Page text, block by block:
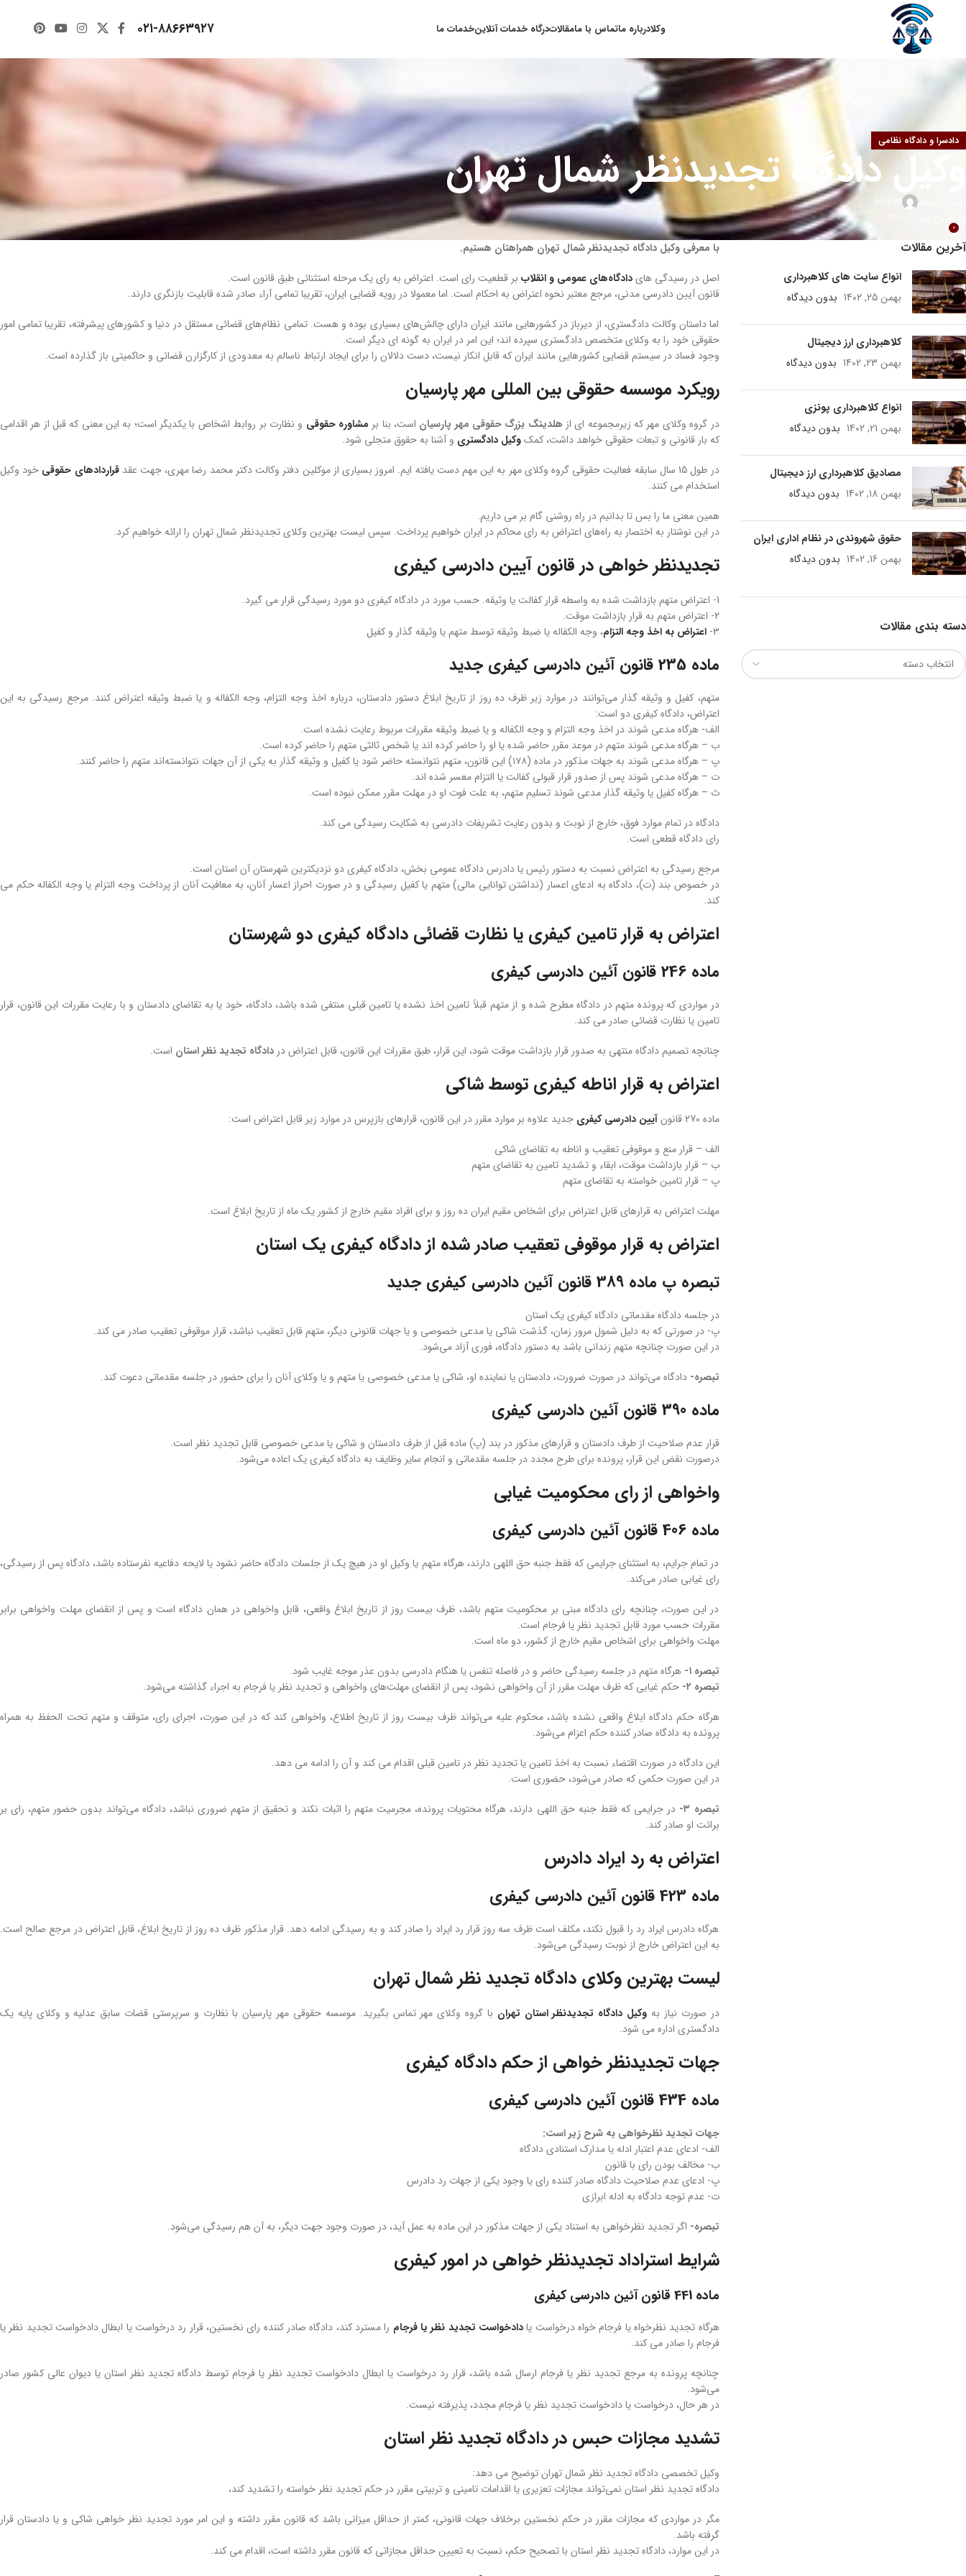
وکلادرباره ماتماس با مامقالاتدرگاه خدمات آنلاینخدمات ما ۰۲۱-۸۸۶۶۳۹۲۷
دادسرا و دادگاه نظامی
وکیل دادگاه تجدیدنظر شمال تهران
admin
0
آخرین مقالات
انواع سایت های کلاهبرداری
بهمن 25, 1402
بدون دیدگاه
کلاهبرداری ارز دیجیتال
بهمن 23, 1402
بدون دیدگاه
انواع کلاهبرداری پونزی
بهمن 21, 1402
بدون دیدگاه
مصادیق کلاهبرداری ارز دیجیتال
بهمن 18, 1402
بدون دیدگاه
حقوق شهروندی در نظام اداری ایران
بهمن 16, 1402
بدون دیدگاه
دسته بندی مقالات
با معرفی وکیل دادگاه تجدیدنظر شمال تهران همراهتان هستیم.
اصل در رسیدگی هایدادگاه‌های عمومی و انقلاب بر قطعیت رای است. اعتراض به رای یک مرحله استثنائی طبق قانون است.
قانون آیین دادرسی مدنی، مرجع معتبر نحوه اعتراض به احکام است. اما معمولا در رویه قضایی ایران، تقریبا تمامی آراء صادر شده قابلیت بازنگری دارند.
اما داستان وکالت دادگستری، از دیرباز در کشورهایی مانند ایران دارای چالش‌های بسیاری بوده و هست. تمامی نظام‌های قضائی مستقل در دنیا و کشورهای پیشرفته، تقریبا تمامی امور
حقوقی خود را به وکلای متخصص دادگستری سپرده اند؛ این امر در ایران به گونه ای دیگر است.
وجود فساد در سیستم قضایی کشورهایی مانند ایران که قابل انکار نیست، دست دلالان را برای ایجاد ارتباط ناسالم به معدودی از کارگزارن قضائی و حاکمیتی باز گذارده است.
رویکرد موسسه حقوقی بین المللی مهر پارسیان
در گروه وکلای مهر که زیرمجموعه ای از هلدینگ بزرگ حقوقی مهر پارسیان است، بنا بر مشاوره حقوقی و نظارت بر روابط اشخاص با یکدیگر است؛ به این معنی که قبل از هر اقدامی
که بار قانونی و تبعات حقوقی خواهد داشت، کمکوکیل دادگستری و آشنا به حقوق متجلی شود.
در طول 15 سال سابقه فعالیت حقوقی گروه وکلای مهر به این مهم دست یافته ایم. امروز بسیاری از موکلین دفتر وکالت دکتر محمد رضا مهری، جهت عقد
قراردادهای حقوقی خود وکیل
استخدام می کنند.
همین معنی ما را بس تا بدانیم در راه روشنی گام بر می داریم.
در این نوشتار به اختصار به راه‌های اعتراض به رای محاکم در ایران خواهیم پرداخت. سپس لیست بهترین وکلای تجدیدنظر شمال تهران را ارائه خواهیم کرد.
تجدیدنظر خواهی در قانون آیین دادرسی کیفری
1- اعتراض متهم بازداشت شده به واسطه قرار کفالت یا وثیقه. حسب مورد در دادگاه کیفری دو مورد رسیدگی قرار می گیرد.
2- اعتراض متهم به قرار بازداشت موقت.
3- اعتراض به اخذ وجه التزام، وجه الکفاله یا ضبط وثیقه توسط متهم یا وثیقه گذار و کفیل
ماده 235 قانون آئین دادرسی کیفری جدید
متهم، کفیل و وثیقه‏ گذار می‌توانند در موارد زیر ظرف ده روز از تاریخ ابلاغ دستور دادستان، درباره اخذ وجه التزام، وجه‏ الکفاله و یا ضبط وثیقه اعتراض کنند. مرجع رسیدگی به این
اعتراض، دادگاه کیفری دو است:
الف- هرگاه مدعی شوند در اخذ وجه التزام و وجه‏ الکفاله و یا ضبط وثیقه مقررات مربوط رعایت نشده است.
ب – هرگاه مدعی شوند متهم در موعد مقرر حاضر شده یا او را حاضر کرده‏ اند یا شخص ثالثی متهم را حاضر کرده است.
پ – هرگاه مدعی شوند به جهات مذکور در ماده (۱۷۸) این قانون، متهم نتوانسته حاضر شود یا کفیل و وثیقه‏ گذار به یکی از آن جهات نتوانسته‌اند متهم را حاضر کنند.
ت – هرگاه مدعی شوند پس از صدور قرار قبولی کفالت یا التزام معسر شده‏ اند.
ث – هرگاه کفیل یا وثیقه گذار مدعی شوند تسلیم متهم، به علت فوت او در مهلت مقرر ممکن نبوده است.
دادگاه در تمام موارد فوق، خارج از نوبت و بدون رعایت تشریفات دادرسی به شکایت رسیدگی می کند.
رای دادگاه قطعی است.
مرجع رسیدگی به اعتراض نسبت به دستور رئیس یا دادرس دادگاه عمومی بخش، دادگاه کیفری دو نزدیکترین شهرستان آن استان است.
در خصوص بند (ت)، دادگاه به ادعای اعسار (نداشتن توانایی مالی) متهم یا کفیل رسیدگی و در صورت احراز اعسار آنان، به معافیت آنان از پرداخت وجه التزام یا وجه الکفاله حکم می
کند.
اعتراض به قرار تامین کیفری یا نظارت قضائی دادگاه کیفری دو شهرستان
ماده 246 قانون آئین دادرسی کیفری
در مواردی که پرونده متهم در دادگاه مطرح شده و از متهم قبلاً تامین اخذ نشده یا تامین قبلی منتفی شده باشد، دادگاه، خود یا به تقاضای دادستان و با رعایت مقررات این قانون، قرار
تامین یا نظارت قضائی صادر می کند.
چنانچه تصمیم دادگاه منتهی به صدور قرار بازداشت موقت شود، این قرار، طبق مقررات این قانون، قابل اعتراض دردادگاه تجدید نظر استان است.
اعتراض به قرار اناطه کیفری توسط شاکی
ماده 270 قانون آیین دادرسی کیفری جدید علاوه بر موارد مقرر در این قانون، قرارهای بازپرس در موارد زیر قابل اعتراض است:
الف – قرار منع و موقوفی تعقیب و اناطه به تقاضای شاکی
ب – قرار بازداشت موقت، ابقاء و تشدید تامین به تقاضای متهم
پ – قرار تامین خواسته به تقاضای متهم
مهلت اعتراض به قرارهای قابل اعتراض برای اشخاص مقیم ایران ده روز و برای افراد مقیم خارج از کشور یک ماه از تاریخ ابلاغ است.
اعتراض به قرار موقوفی تعقیب صادر شده از دادگاه کیفری یک استان
تبصره پ ماده 389 قانون آئین دادرسی کیفری جدید
در جلسه دادگاه مقدماتی دادگاه کیفری یک استان
پ- در صورتی که به دلیل شمول مرور زمان، گذشت شاکی یا مدعی خصوصی و یا جهات قانونی دیگر، متهم قابل تعقیب نباشد، قرار موقوفی تعقیب صادر می کند.
در این صورت چنانچه متهم زندانی باشد به دستور دادگاه، فوری آزاد می‌شود.
تبصره- دادگاه می‌تواند در صورت ضرورت، دادستان یا نماینده او، شاکی یا مدعی خصوصی یا متهم و یا وکلای آنان را برای حضور در جلسه مقدماتی دعوت کند.
ماده 390 قانون آئین دادرسی کیفری
قرار عدم صلاحیت از طرف دادستان و قرارهای مذکور در بند (پ) ماده قبل از طرف دادستان و شاکی یا مدعی خصوصی قابل تجدید نظر است.
درصورت نقض این قرار، پرونده برای طرح مجدد در جلسه مقدماتی و انجام سایر وظایف به دادگاه کیفری یک اعاده می‌شود.
واخواهی از رای محکومیت غیابی
ماده 406 قانون آئین دادرسی کیفری
در تمام جرایم، به استثنای جرایمی که فقط جنبه حق اللهی دارند، هرگاه متهم یا وکیل او در هیچ یک از جلسات دادگاه حاضر نشود یا لایحه دفاعیه نفرستاده باشد، دادگاه پس از رسیدگی،
رای غیابی صادر می‌کند.
در این صورت، چنانچه رای دادگاه مبنی بر محکومیت متهم باشد، ظرف بیست روز از تاریخ ابلاغ واقعی، قابل واخواهی در همان دادگاه است و پس از انقضای مهلت واخواهی برابر
مقررات حسب مورد قابل تجدید نظر یا فرجام است.
مهلت واخواهی برای اشخاص مقیم خارج از کشور، دو ماه است.
تبصره ۱-
هرگاه متهم در جلسه رسیدگی حاضر و در فاصله تنفس یا هنگام دادرسی بدون عذر موجه غایب شود.
تبصره ۲-
حکم غیابی که ظرف مهلت مقرر از آن واخواهی نشود، پس از انقضای مهلت‌های واخواهی و تجدید نظر یا فرجام به اجراء گذاشته می‌شود.
هرگاه حکم دادگاه ابلاغ واقعی نشده باشد، محکوم علیه می‌تواند ظرف بیست روز از تاریخ اطلاع، واخواهی کند که در این صورت، اجرای رای، متوقف و متهم تحت الحفظ به همراه
پرونده به دادگاه صادر کننده حکم اعزام می‌شود.
این دادگاه در صورت اقتضاء نسبت به اخذ تامین یا تجدید نظر در تامین قبلی اقدام می کند و آن را ادامه می دهد.
در این صورت حکمی که صادر می‌شود، حضوری است.
تبصره ۳-
در جرایمی که فقط جنبه حق اللهی دارند، هرگاه محتویات پرونده، مجرمیت متهم را اثبات نکند و تحقیق از متهم ضروری نباشد، دادگاه می‌تواند بدون حضور متهم، رای بر
برائت او صادر کند.
اعتراض به رد ایراد دادرس
ماده 423 قانون آئین دادرسی کیفری
هرگاه دادرس ایراد رد را قبول نکند، مکلف است ظرف سه روز قرار رد ایراد را صادر کند و به رسیدگی ادامه دهد. قرار مذکور ظرف ده روز از تاریخ ابلاغ، قابل اعتراض در مرجع صالح است.
به این اعتراض خارج از نوبت رسیدگی می‌شود.
لیست بهترین وکلای دادگاه تجدید نظر شمال تهران
در صورت نیاز به وکیل دادگاه تجدیدنظر استان تهران با گروه وکلای مهر تماس بگیرید. موسسه حقوقی مهر پارسیان با نظارت و سرپرستی قضات سابق عدلیه و وکلای پایه یک
دادگستری اداره می شود.
جهات تجدیدنظر خواهی از حکم دادگاه کیفری
ماده 434 قانون آئین دادرسی کیفری
جهات تجدید نظرخواهی به شرح زیر است:
الف- ادعای عدم اعتبار ادله یا مدارک استنادی دادگاه
ب- مخالف بودن رای با قانون
پ- ادعای عدم صلاحیت دادگاه صادر کننده رای یا وجود یکی از جهات رد دادرس
ت- عدم توجه دادگاه به ادله ابرازی
تبصره- اگر تجدید نظرخواهی به استناد یکی از جهات مذکور در این ماده به عمل آید، در صورت وجود جهت دیگر، به آن هم رسیدگی می‌شود.
شرایط استراداد تجدیدنظر خواهی در امور کیفری
ماده 441 قانون آئین دادرسی کیفری
هرگاه تجدید نظرخواه یا فرجام خواه درخواست یادادخواست تجدید نظر یا فرجام را مسترد کند، دادگاه صادر کننده رای نخستین، قرار رد درخواست یا ابطال دادخواست تجدید نظر یا
فرجام را صادر می کند.
چنانچه پرونده به مرجع تجدید نظر یا فرجام ارسال شده باشد، قرار رد درخواست یا ابطال دادخواست تجدید نظر یا فرجام توسط دادگاه تجدید نظر استان یا دیوان عالی کشور صادر
می‌شود.
در هر حال، درخواست یا دادخواست تجدید نظر یا فرجام مجدد، پذیرفته نیست.
تشدید مجازات حبس در دادگاه تجدید نظر استان
وکیل تخصصی دادگاه تجدید نظر شمال تهران توضیح می دهد:
دادگاه تجدید نظر استان نمی‌تواند مجازات تعزیری یا اقدامات تامینی و تربیتی مقرر در حکم تجدید نظر خواسته را تشدید کند،
مگر در مواردی که مجازات مقرر در حکم نخستین برخلاف جهات قانونی، کمتر از حداقل میزانی باشد که قانون مقرر داشته و این امر مورد تجدید نظر خواهی شاکی و یا دادستان قرار
گرفته باشد.
در این موارد، دادگاه تجدید نظر استان با تصحیح حکم، نسبت به تعیین حداقل مجازاتی که قانون مقرر داشته است، اقدام می کند.